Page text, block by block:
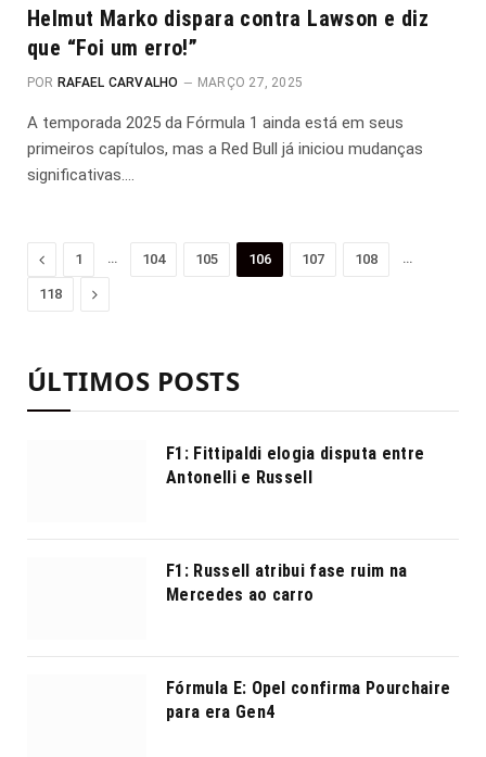
Helmut Marko dispara contra Lawson e diz
que “Foi um erro!”
POR RAFAEL CARVALHO MARÇO 27, 2025
A temporada 2025 da Fórmula 1 ainda está em seus
primeiros capítulos, mas a Red Bull já iniciou mudanças
significativas.…
Anterior
1 104 105 106 107 108
118 Proximo
ÚLTIMOS POSTS
F1: Fittipaldi elogia disputa entre
Antonelli e Russell
F1: Russell atribui fase ruim na
Mercedes ao carro
Fórmula E: Opel confirma Pourchaire
para era Gen4